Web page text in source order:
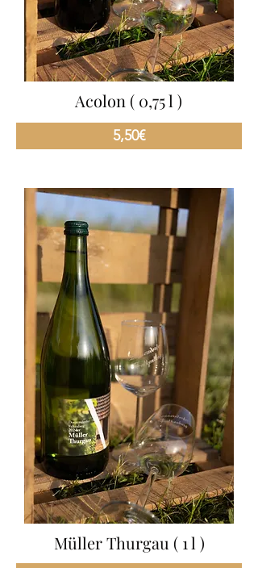
Acolon ( 0,75 l )
5,50€
Müller Thurgau ( 1 l )